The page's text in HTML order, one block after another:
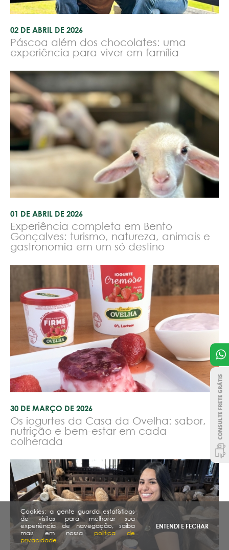
02 DE ABRIL DE 2026
Páscoa além dos chocolates: uma
experiência para viver em família
01 DE ABRIL DE 2026
Experiência completa em Bento
Gonçalves: turismo, natureza, animais e
gastronomia em um só destino
30 DE MARÇO DE 2026
Os iogurtes da Casa da Ovelha: sabor,
nutrição e bem-estar em cada
colherada
Cookies: a gente guarda estatísticas
de visitas para melhorar sua
experiência de navegação, saiba
mais em nossa política de
privacidade.
ENTENDI E FECHAR